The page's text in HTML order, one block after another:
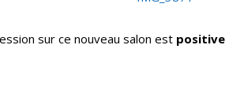
sur ce nouveau salon est positive